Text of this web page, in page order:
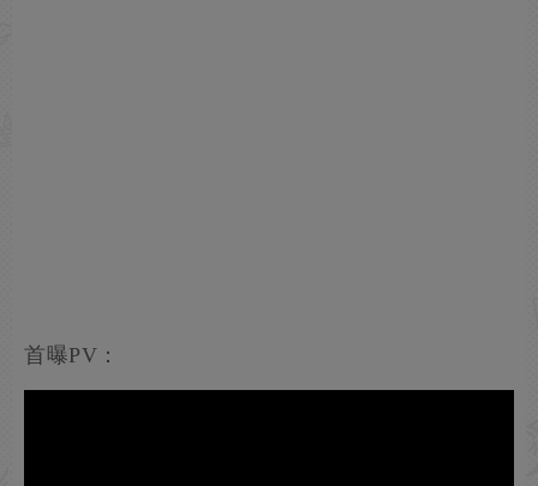
首曝PV：